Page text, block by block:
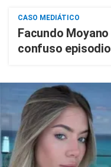
CASO MEDIÁTICO
Facundo
confuso